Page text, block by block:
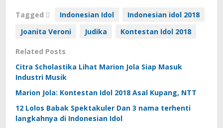
Tagged Indonesian Idol
Indonesian idol 2018
Joanita Veroni
Judika Kontestan Idol 2018
Related Posts
Citra Scholastika Lihat Marion Jola Siap Masuk
Industri Musik
Marion Jola: Kontestan Idol 2018 Asal Kupang, NTT
12 Lolos Babak Spektakuler Dan 3 nama terhenti
langkahnya di Indonesian Idol